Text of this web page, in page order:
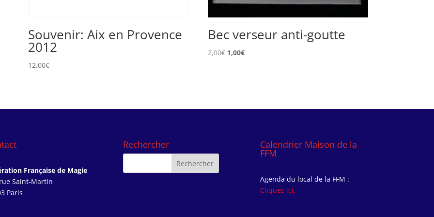
Souvenir: Aix en Provence
2012
12,00€
Bec verseur anti-goutte
2,00€ Le
1,00€Le
Française de Magie
Saint-Martin
Paris
Rechercher Calendrier Maison de la
FFM
Agenda du local de la FFM :
Cliquez ici.